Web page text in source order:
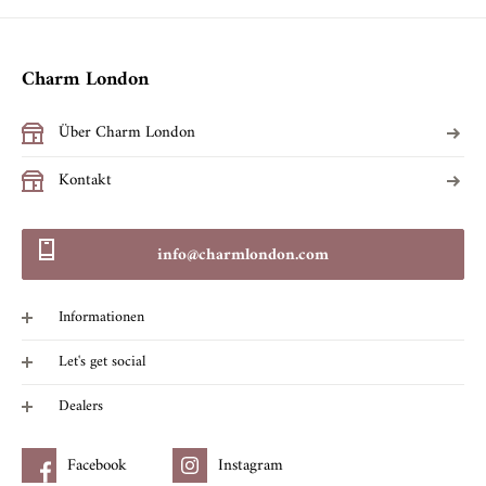
Charm London
Über Charm London
Kontakt
info@charmlondon.com
Informationen
FAQ
Let's get social
Facebook
Tiktok
Dealers
Facebook Instagram